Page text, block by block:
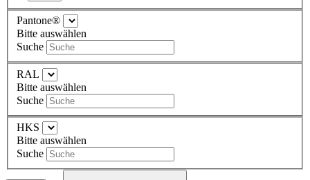
Pantone®
Bitte auswählen
Suche
RAL
Bitte auswählen
Suche
HKS
Bitte auswählen
Suche